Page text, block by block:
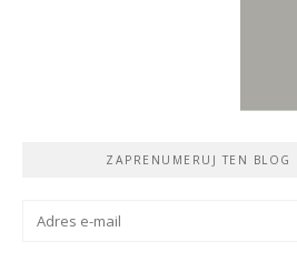
ZAPRENUMERUJ TEN
Adres